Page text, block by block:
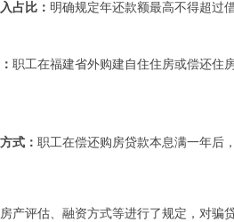
占比： 明确规定年还款额最高不得超过
职工在福建省外购建自住住房或偿还住
式： 职工在偿还购房贷款本息满一年后
产评估、融资方式等进行了规定，对